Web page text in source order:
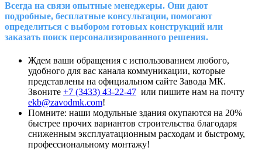
Всегда на связи опытные менеджеры. Они дают
подробные, бесплатные консультации, помогают
определиться с выбором готовых конструкций или
заказать поиск персонализированного решения.
Ждем ваши обращения с использованием любого,
удобного для вас канала коммуникации, которые
представлены на официальном сайте Завода МК.
Звоните +7 (3433) 43-22-47 или пишите нам на почту
ekb@zavodmk.com!
Помните: наши модульные здания окупаются на 20%
быстрее прочих вариантов строительства благодаря
сниженным эксплуатационным расходам и быстрому,
профессиональному монтажу!